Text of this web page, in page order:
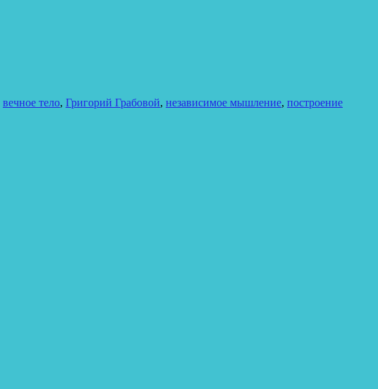
вечное тело, Григорий Грабовой, независимое мышление, построение